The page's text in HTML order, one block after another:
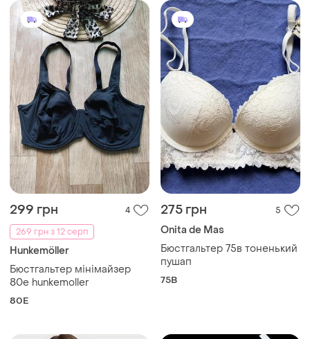
299 грн
4
269 грн з 12 серп
Hunkemöller
Бюстгальтер мінімайзер
80е hunkemoller
80E
275 грн 5
Onita de Mas
Бюстгальтер 75в тоненький
пушап
75B